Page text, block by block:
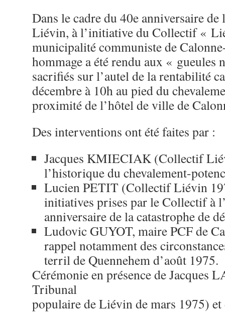
Dans le cadre du 40e anniversaire de
Liévin, à l’initiative du Collectif «
municipalité communiste de
hommage a été rendu aux « gueules
sacrifiés sur l’autel de la rentabilité
décembre à 10h au pied du
proximité de l’hôtel de ville de
Des interventions ont été faites par :
Jacques KMIECIAK (Collectif
l’historique du chevalement-
Lucien PETIT (Collectif Liévin
initiatives prises par le Collectif à
anniversaire de la catastrophe de
Ludovic GUYOT, maire PCF de
rappel notamment des
terril de Quennehem d’août 1975.
Cérémonie en présence de Jacques
Tribunal
populaire de Liévin de mars 1975)